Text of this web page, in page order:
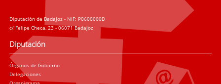
Diputación de Badajoz - NIF: P0600000D
c/ Felipe Checa, 23 - 06071 Badajoz
Diputación
Órganos de Gobierno
Delegaciones